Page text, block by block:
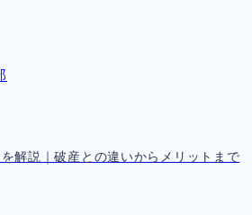
解説｜破産との違いからメリットまで